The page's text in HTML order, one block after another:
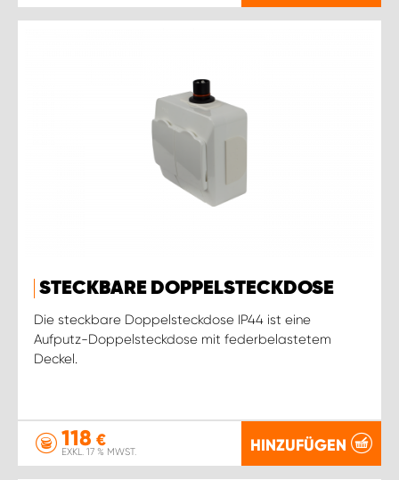
STECKBARE DOPPELSTECKDOSE
Die steckbare Doppelsteckdose IP44 ist eine
Aufputz-Doppelsteckdose mit federbelastetem
Deckel.
118 €
EXKL. 17 % MWST. HINZUFÜGEN